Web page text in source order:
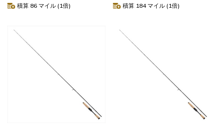
積算 86 マイル (1倍) 積算 184 マイル (1倍)